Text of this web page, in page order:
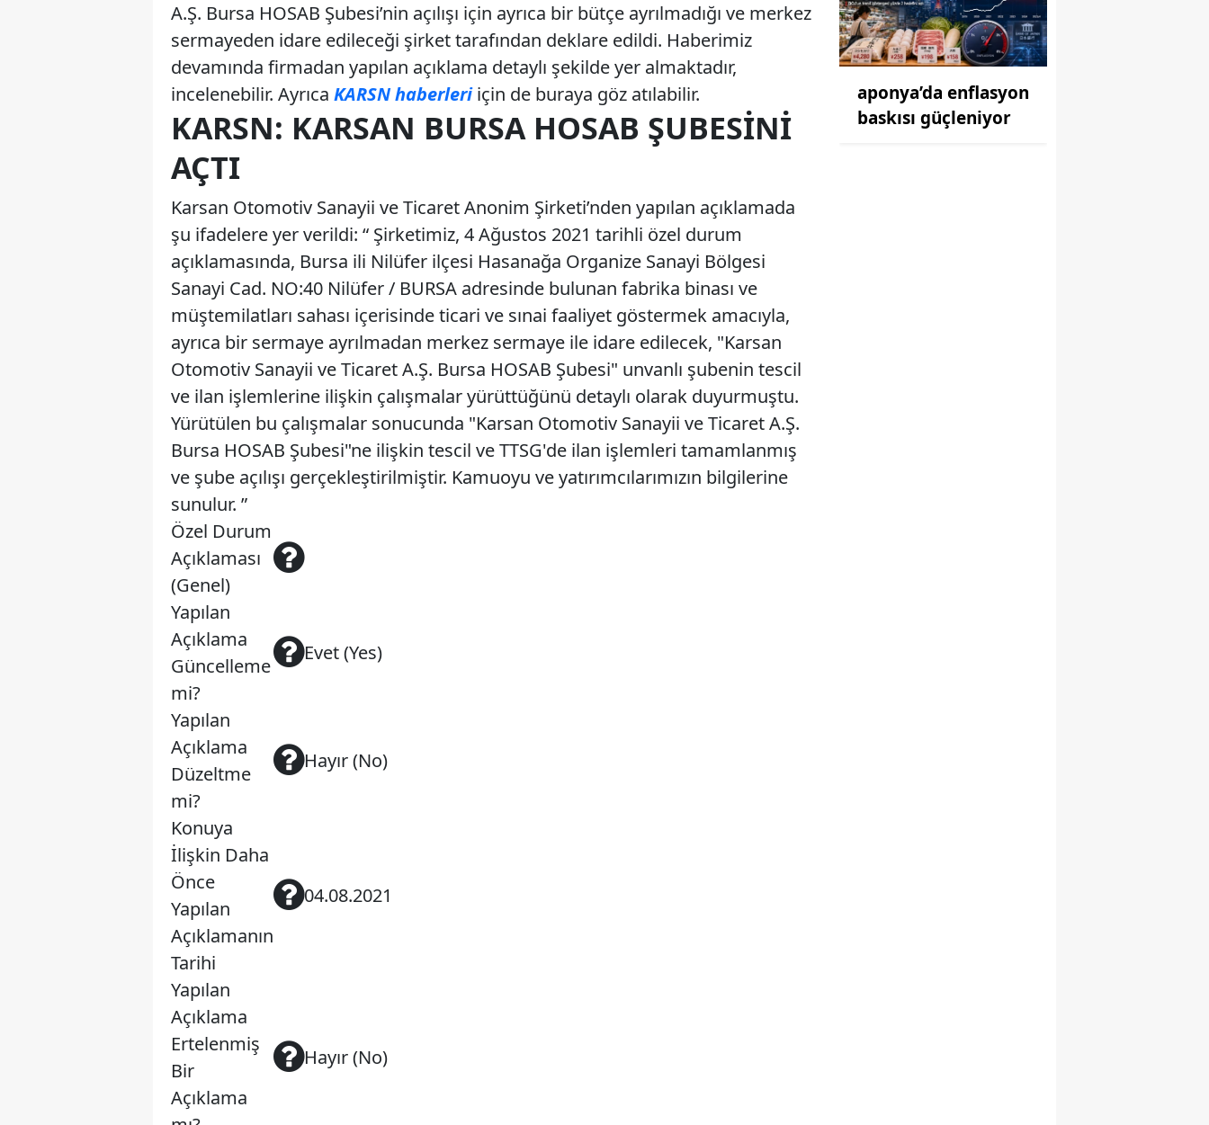
A.Ş. Bursa HOSAB Şubesi’nin açılışı için ayrıca bir bütçe ayrılmadığı ve merkez
sermayeden idare edileceği şirket tarafından deklare edildi. Haberimiz
devamında firmadan yapılan açıklama detaylı şekilde yer almaktadır,
incelenebilir. Ayrıca KARSN haberleriiçin de buraya göz atılabilir.
KARSN: KARSAN BURSA HOSAB ŞUBESINI
AÇTI
Karsan Otomotiv Sanayii ve Ticaret Anonim Şirketi’nden yapılan açıklamada
şu ifadelere yer verildi: “ Şirketimiz, 4 Ağustos 2021 tarihli özel durum
açıklamasında, Bursa ili Nilüfer ilçesi Hasanağa Organize Sanayi Bölgesi
Sanayi Cad. NO:40 Nilüfer / BURSA adresinde bulunan fabrika binası ve
müştemilatları sahası içerisinde ticari ve sınai faaliyet göstermek amacıyla,
ayrıca bir sermaye ayrılmadan merkez sermaye ile idare edilecek, "Karsan
Otomotiv Sanayii ve Ticaret A.Ş. Bursa HOSAB Şubesi" unvanlı şubenin tescil
ve ilan işlemlerine ilişkin çalışmalar yürüttüğünü detaylı olarak duyurmuştu.
Yürütülen bu çalışmalar sonucunda "Karsan Otomotiv Sanayii ve Ticaret A.Ş.
Bursa HOSAB Şubesi"ne ilişkin tescil ve TTSG'de ilan işlemleri tamamlanmış
ve şube açılışı gerçekleştirilmiştir. Kamuoyu ve yatırımcılarımızın bilgilerine
sunulur. ”
Özel Durum
Açıklaması
(Genel)
Yapılan
Açıklama
Güncelleme
mi?
Evet (Yes)
Yapılan
Açıklama
Düzeltme
mi?
Hayır (No)
Konuya
İlişkin Daha
Önce
Yapılan
Açıklamanın
Tarihi
04.08.2021
Yapılan
Açıklama
Ertelenmiş
Bir
Açıklama
Hayır (No)
aponya’da enflasyon
baskısı güçleniyor